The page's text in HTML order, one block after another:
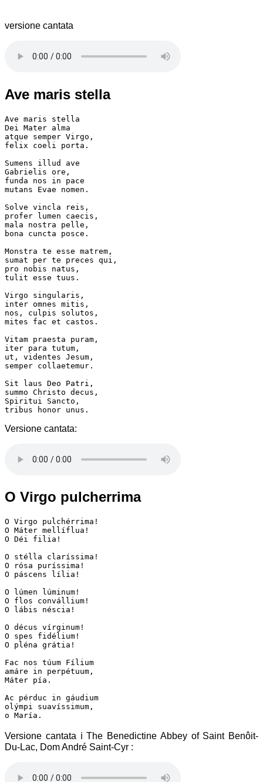
versione cantata
Ave maris stella
Ave maris stella
Dei Mater alma
atque semper Virgo,
felix coeli porta.
Sumens illud ave
Gabrielis ore,
funda nos in pace
mutans Evae nomen.
Solve vincla reis,
profer lumen caecis,
mala nostra pelle,
bona cuncta posce.
Monstra te esse matrem,
sumat per te preces qui,
pro nobis natus,
tulit esse tuus.
Virgo singularis,
inter omnes mitis,
nos, culpis solutos,
mites fac et castos.
Vitam praesta puram,
iter para tutum,
ut, videntes Jesum,
semper collaetemur.
Sit laus Deo Patri,
summo Christo decus,
Spiritui Sancto,
tribus honor unus.
Versione cantata:
O Virgo pulcherrima
O Virgo pulchérrima!
O Máter mellíflua!
O Déi filia!
O stélla claríssima!
O rósa puríssima!
O páscens lília!
O lúmen lúminum!
O flos convállium!
O lábis néscia!
O décus vírginum!
O spes fidélium!
O pléna grátia!
Fac nos túum Fílium
amáre in perpétuum,
Máter pía.
Ac pérduc in gáudium
olýmpi suavíssimum,
o María.
Versione cantata ℹ The Benedictine Abbey of Saint Benôit-
Du-Lac, Dom André Saint-Cyr :